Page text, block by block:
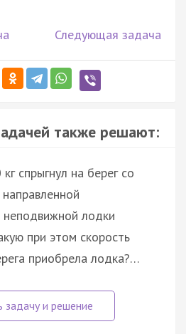
Следующая задача
также решают:
спрыгнул на берег со
неподвижной лодки
при этом скорость
приобрела лодка?…